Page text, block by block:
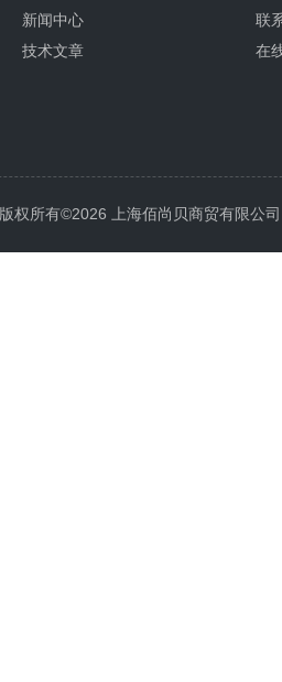
新闻中心
技术文章
联
在
版权所有©2026 上海佰尚贝商贸有限公